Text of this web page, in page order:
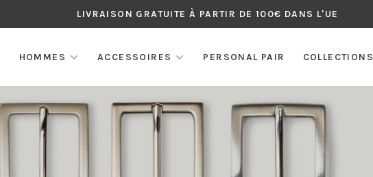
LIVRAISON GRATUITE À PARTIR DE 100€ DANS L'UE
HOMMES ACCESSOIRES PERSONAL PAIR COLLECTIONS